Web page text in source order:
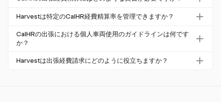
ルあたり72.5セントに増加します。これらの料金は、州の
います。
従業員は、許可された料金までの食事を除き、すべての経
有効な領収書が必要であり、すべての文書は監査の可能性
に備えて利用可能でなければなりません。
Harvestは特定のCalHR経費精算率を管理できますか？
Harvestは特定のCalHR経費精算率を管理することはでき
ませんが、ユーザーが経費をカテゴリー別に効果的に追跡
算請求にとって重要です。
CalHRの出張における個人車両使用のガイドラインは何です
か？
CalHRは、従業員が個人車両を使用するために事前の承認
Harvestは出張経費請求にどのように役立ちますか？